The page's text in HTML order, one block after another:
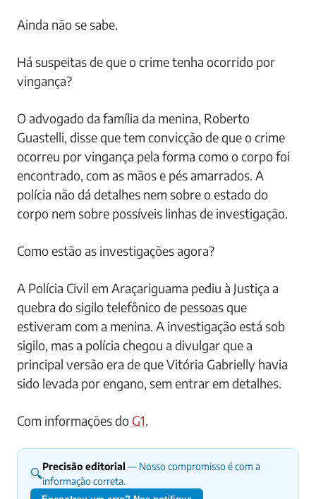
Ainda não se sabe.
Há suspeitas de que o crime tenha ocorrido por
vingança?
O advogado da família da menina, Roberto
Guastelli, disse que tem convicção de que o crime
ocorreu por vingança pela forma como o corpo foi
encontrado, com as mãos e pés amarrados. A
polícia não dá detalhes nem sobre o estado do
corpo nem sobre possíveis linhas de investigação.
Como estão as investigações agora?
A Polícia Civil em Araçariguama pediu à Justiça a
quebra do sigilo telefônico de pessoas que
estiveram com a menina. A investigação está sob
sigilo, mas a polícia chegou a divulgar que a
principal versão era de que Vitória Gabrielly havia
sido levada por engano, sem entrar em detalhes.
Com informações do G1.
🔍Precisão editorial — Nosso compromisso é com a
informação correta.